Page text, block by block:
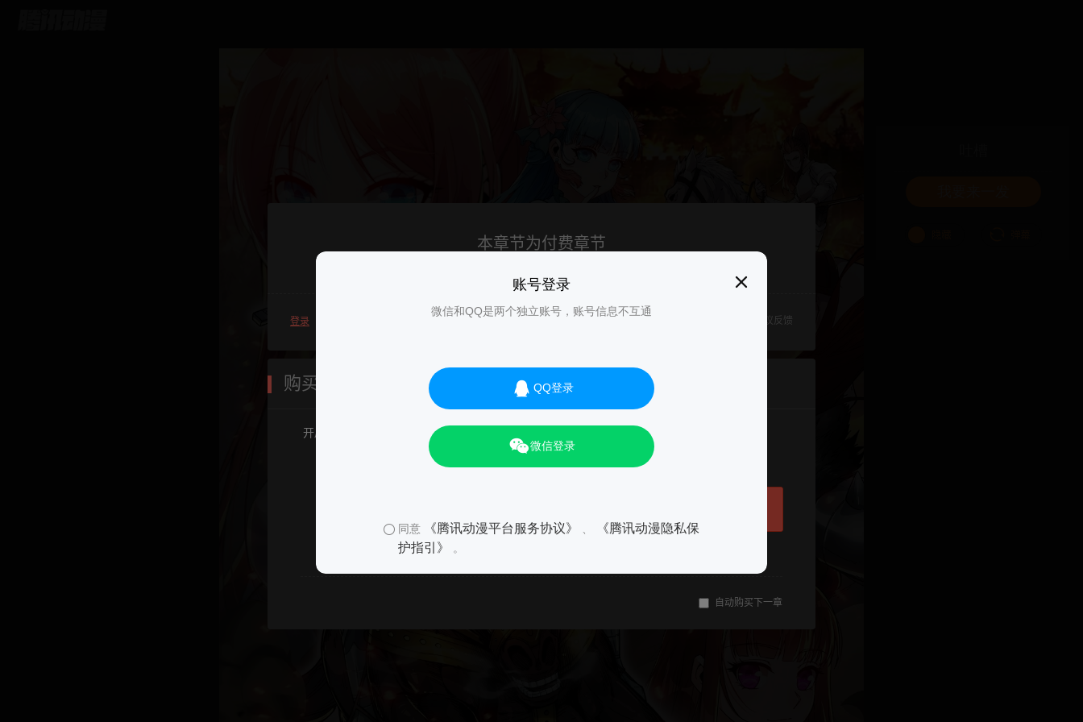
账号登录
微信和QQ是两个独立账号，账号信息不互通
QQ登录
微信登录
同意 《腾讯动漫平台服务协议》
《腾讯动漫隐私保
护指引》
。